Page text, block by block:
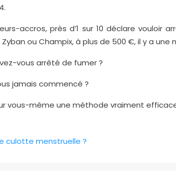
accros, près d’1 sur 10 déclare
ou Champix, à plus de 500 €, il y a une
vous arrêté de fumer ?
jamais commencé ?
vous-même une méthode vraiment
culotte menstruelle ?